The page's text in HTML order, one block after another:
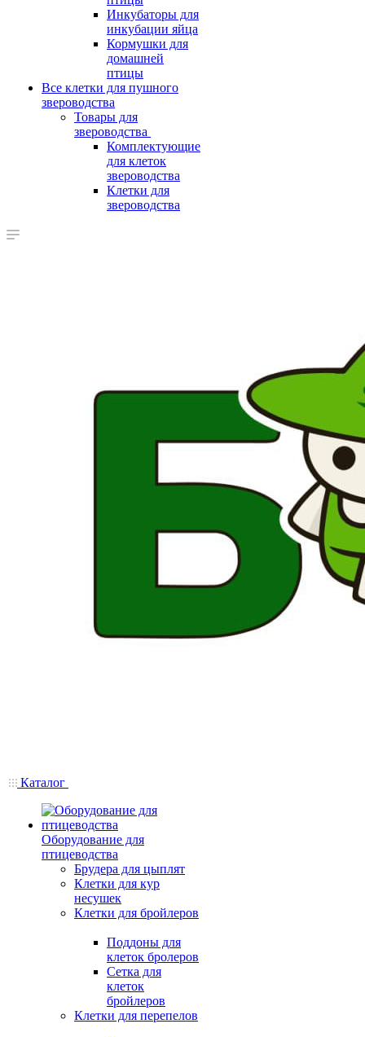
Инкубаторы для
инкубации яйца
Кормушки для
домашней
птицы
Все клетки для пушного
звероводства
Товары для
звероводства
Комплектующие
для клеток
звероводства
Клетки для
звероводства
Каталог
Оборудование для
птицеводства
Брудера для цыплят
Клетки для кур
несушек
Клетки для бройлеров
Поддоны для
клеток бролеров
Сетка для
клеток
бройлеров
Клетки для перепелов